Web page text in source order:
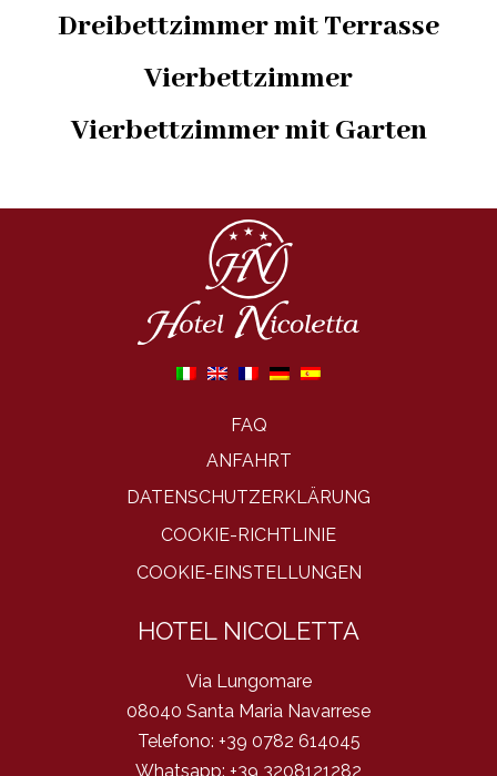
Dreibettzimmer mit Terrasse
Vierbettzimmer
Vierbettzimmer mit Garten
FAQ
ANFAHRT
DATENSCHUTZERKLÄRUNG
COOKIE-RICHTLINIE
COOKIE-EINSTELLUNGEN
HOTEL NICOLETTA
Via Lungomare
08040 Santa Maria Navarrese
Telefono: +39 0782 614045
Whatsapp: +39 3208121282